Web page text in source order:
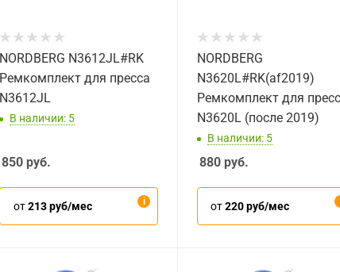
NORDBERG N3612JL#RK
Ремкомплект для пресса
N3612JL
В наличии: 5
850 руб.
от213 руб/мес
NORDBERG
N3620L#RK(af2019)
Ремкомплект для
N3620L (после 2019)
В наличии: 5
880руб.
от220 руб/мес